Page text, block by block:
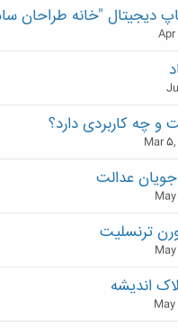
دیجیتال "خانه طراحان
Apr
چه کاربردی دارد؟
Mar 5,
عدالت
May
ترنسلیت
May
اندیشه
May